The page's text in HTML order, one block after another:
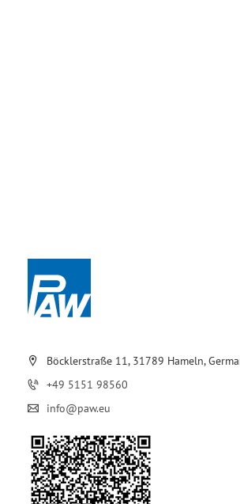
Böcklerstraße 11, 31789 Hameln,
+49 5151 98560
info@paw.eu